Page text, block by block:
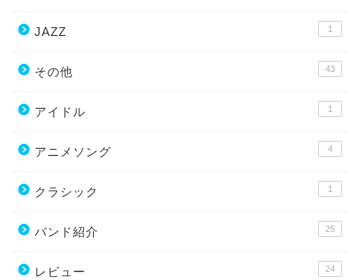
JAZZ 1
その他 43
アイドル 1
アニメソング 4
クラシック 1
バンド紹介 25
レビュー 24